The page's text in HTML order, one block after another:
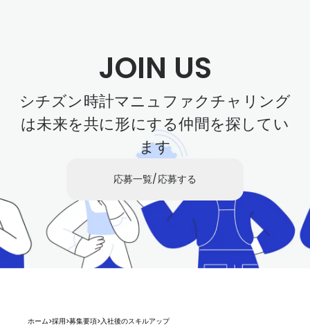
JOIN US
シチズン時計マニュファクチャリング
は未来を共に形にする仲間を探してい
ます
応募一覧/応募する
ホーム>採用>募集要項>入社後のスキルアップ